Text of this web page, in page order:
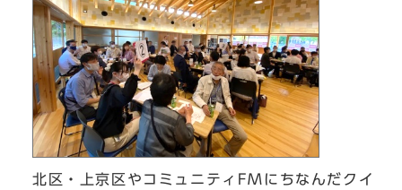
北区・上京区やコミュニティFMにちなんだクイ